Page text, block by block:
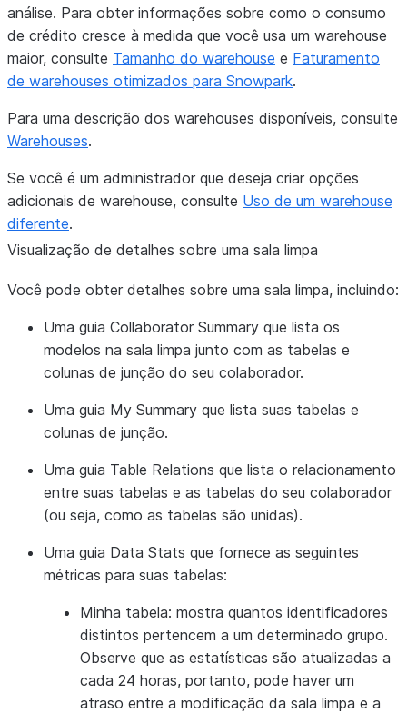
análise. Para obter informações sobre como o consumo
de crédito cresce à medida que você usa um warehouse
maior, consulte Tamanho do warehouse e Faturamento
de warehouses otimizados para Snowpark.
Para uma descrição dos warehouses disponíveis, consulte
Warehouses.
Se você é um administrador que deseja criar opções
adicionais de warehouse, consulte Uso de um warehouse
diferente.
Visualização de detalhes sobre uma sala limpa
Você pode obter detalhes sobre uma sala limpa, incluindo:
Uma guia Collaborator Summary que lista os
modelos na sala limpa junto com as tabelas e
colunas de junção do seu colaborador.
Uma guia My Summary que lista suas tabelas e
colunas de junção.
Uma guia Table Relations que lista o relacionamento
entre suas tabelas e as tabelas do seu colaborador
(ou seja, como as tabelas são unidas).
Uma guia Data Stats que fornece as seguintes
métricas para suas tabelas:
Minha tabela: mostra quantos identificadores
distintos pertencem a um determinado grupo.
Observe que as estatísticas são atualizadas a
cada 24 horas, portanto, pode haver um
atraso entre a modificação da sala limpa e a